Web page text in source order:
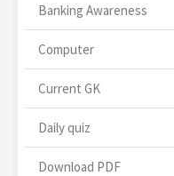
Banking Awareness
Computer
Current GK
Daily quiz
Download PDF